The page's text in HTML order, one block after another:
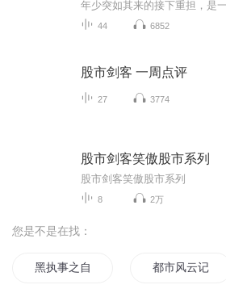
44 6852
股市剑客 一周点评
27 3774
股市剑客笑傲股市系列
股市剑客笑傲股市系列
8 2万
您是不是在找：
黑执事之自述 都市风云记述传